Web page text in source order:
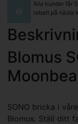
Alla kunder får
rabatt på nästa
Blomus
SONO bricka i
Blomus. Ställ ditt